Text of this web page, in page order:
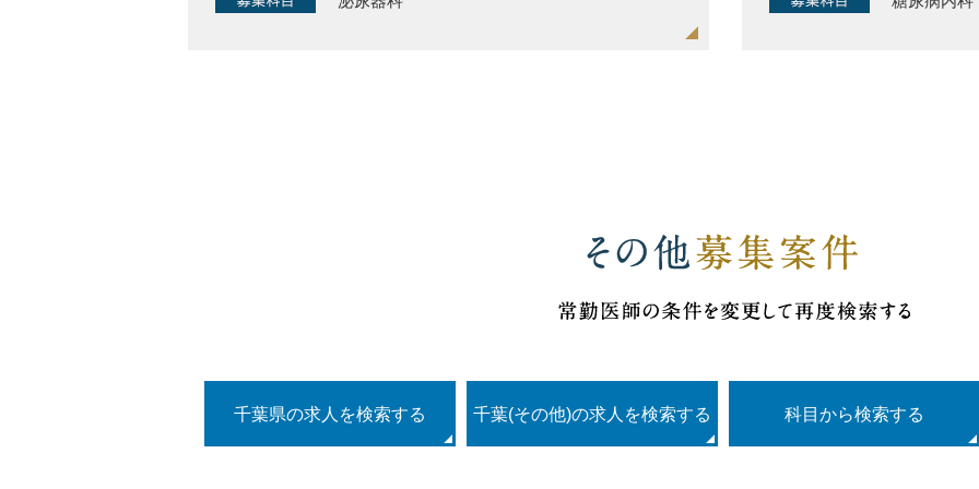
千葉県の求人を検索する 千葉(その他)の求人を検索する 科目 から検索する